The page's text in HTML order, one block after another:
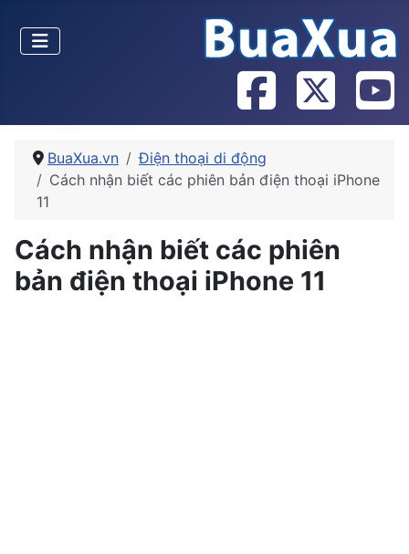
BuaXua.vn
Điện thoại di động
Cách nhận biết các phiên bản điện thoại iPhone
11
Cách nhận biết các phiên
bản điện thoại iPhone 11